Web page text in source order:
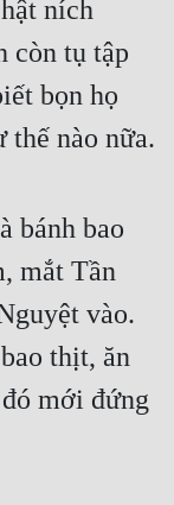
ních
còn tụ tập
bọn họ
bánh bao
mắt Tần
vào.
thịt, ăn
mới đứng